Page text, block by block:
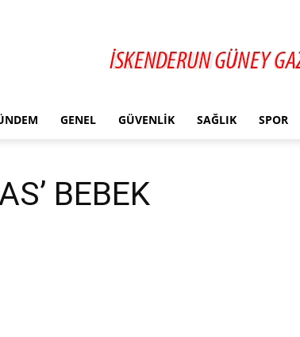
GENEL GÜVENLIK SAĞLIK SPOR
BEBEK